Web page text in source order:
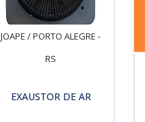
JOAPE / PORTO ALEGRE -
RS
EXAUSTOR DE AR